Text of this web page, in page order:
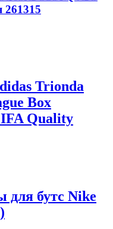
261315
Trionda
Box
Quality
бутс Nike